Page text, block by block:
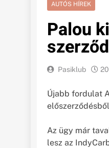
AUTÓS HÍREK
Palou
Pasiklub
Újabb fordulat
Az ügy már
lesz az